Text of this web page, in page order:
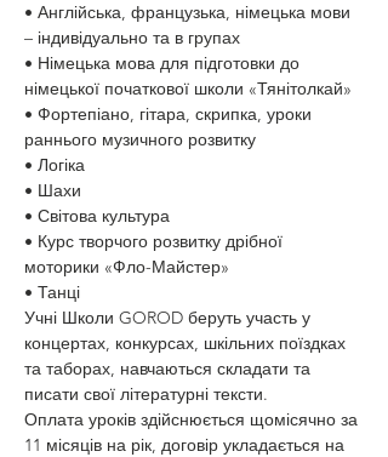
• Англійська, французька, німецька мови
– індивідуально та в групах
• Німецька мова для підготовки до
німецької початкової школи «Тянітолкай»
• Фортепіано, гітара, скрипка, уроки
раннього музичного розвитку
• Логіка
• Шахи
• Світова культура
• Курс творчого розвитку дрібної
моторики «Фло-Майстер»
• Танці
Учні Школи GOROD беруть участь у
концертах, конкурсах, шкільних поїздках
та таборах, навчаються складати та
писати свої літературні тексти.
Оплата уроків здійснюється щомісячно за
11 місяців на рік, договір укладається на